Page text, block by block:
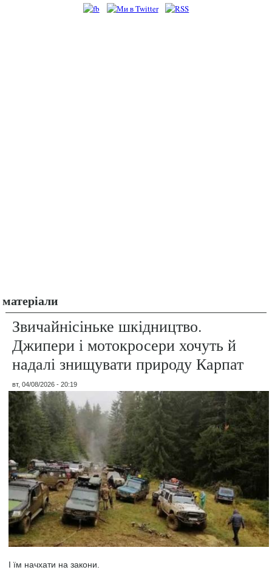
матеріали
Звичайнісіньке шкідництво.
Джипери і мотокросери хочуть й
надалі знищувати природу Карпат
вт, 04/08/2026 - 20:19
І їм начхати на закони.